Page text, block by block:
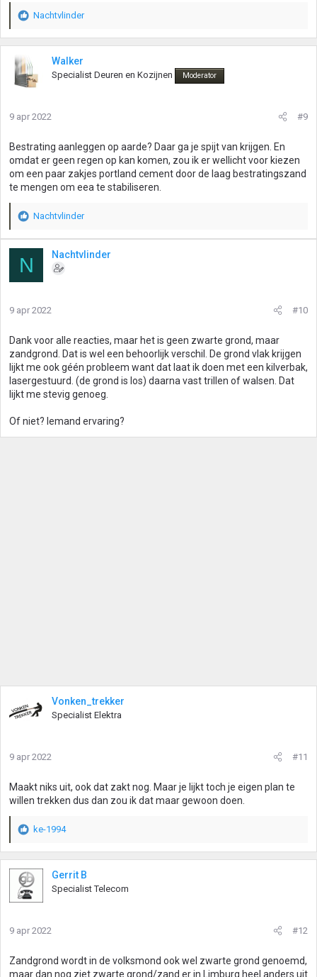
W
a
r
d
e
n
e
n
:
Nachtvlinder
Walker
Specialist Deuren en Kozijnen Moderator
9 apr 2022 #9
Bestrating aanleggen op aarde? Daar ga je spijt van krijgen. En
omdat er geen regen op kan komen, zou ik er wellicht voor kiezen
om een paar zakjes portland cement door de laag bestratingszand
te mengen om eea te stabiliseren.
W
a
d
e
i
g
n
Nachtvlinder
N Nachtvlinder
9 apr 2022 #10
Dank voor alle reacties, maar het is geen zwarte grond, maar
zandgrond. Dat is wel een behoorlijk verschil. De grond vlak krijgen
lijkt me ook géén probleem want dat laat ik doen met een kilverbak,
lasergestuurd. (de grond is los) daarna vast trillen of walsen. Dat
lijkt me stevig genoeg.
Of niet? Iemand ervaring?
Vonken_trekker
Specialist Elektra
9 apr 2022 #11
Maakt niks uit, ook dat zakt nog. Maar je lijkt toch je eigen plan te
willen trekken dus dan zou ik dat maar gewoon doen.
W
a
r
d
e
n
e
n
ke-1994
Gerrit B
Specialist Telecom
9 apr 2022 #12
Zandgrond wordt in de volksmond ook wel zwarte grond genoemd,
maar dan nog ziet zwarte grond/zand er in Limburg heel anders uit